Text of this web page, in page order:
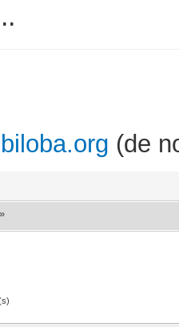
(de
»